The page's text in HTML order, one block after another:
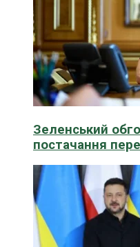
Зеленський
постачання